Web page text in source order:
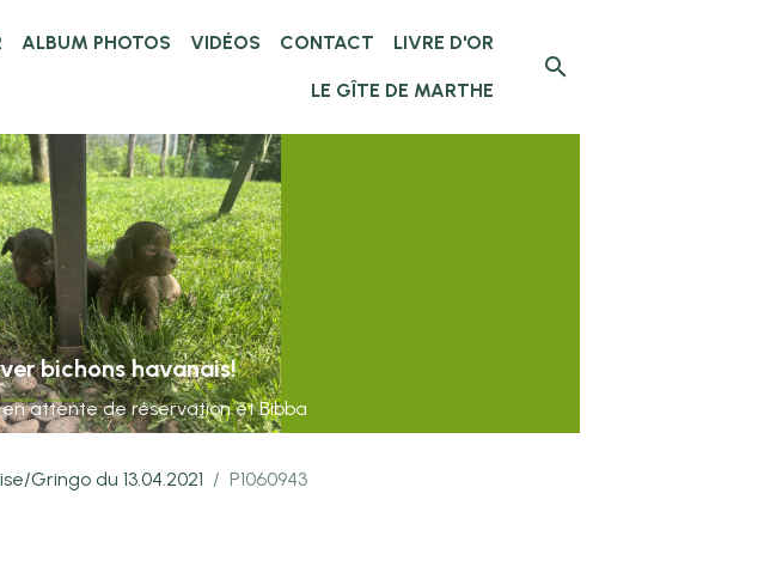
ALBUM PHOTOS VIDÉOS CONTACT LIVRE D'OR
LE GÎTE DE MARTHE
havanais!
et Bibba
Gringo du 13.04.2021 P1060943